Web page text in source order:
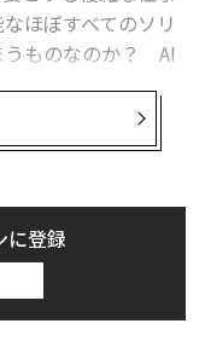
ほぼすべてのソリ
うものなのか？ AI
それともAI自身が
DX（デジタルトラ
か、それともDXが
ているのは間違い
ル）の調査によれ
年までに3750億
予想されている。こ
に登録